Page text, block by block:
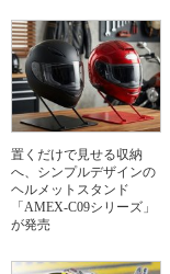
置くだけで見せる収納
へ、シンプルデザインの
ヘルメットスタンド
「AMEX-C09シリーズ」
が発売